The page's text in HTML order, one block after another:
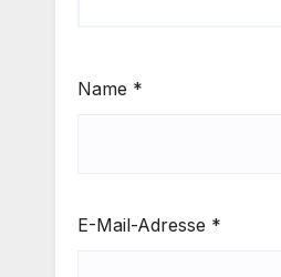
Name *
E-Mail-Adresse *